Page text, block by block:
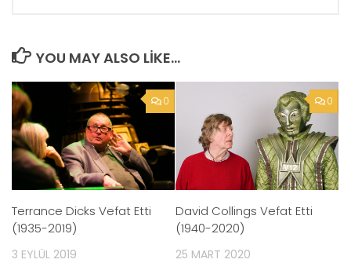
YOU MAY ALSO LIKE...
0
Terrance Dicks Vefat Etti
(1935-2019)
3 EYLÜL 2019
0
David Collings Vefat Etti
(1940-2020)
25 MART 2020